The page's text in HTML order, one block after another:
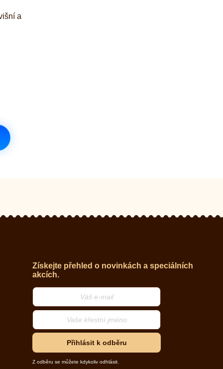
a
Získejte přehled o novinkách a speciálních
akcích.
Přihlásit k odběru
Z odběru se můžete kdykoliv odhlásit.